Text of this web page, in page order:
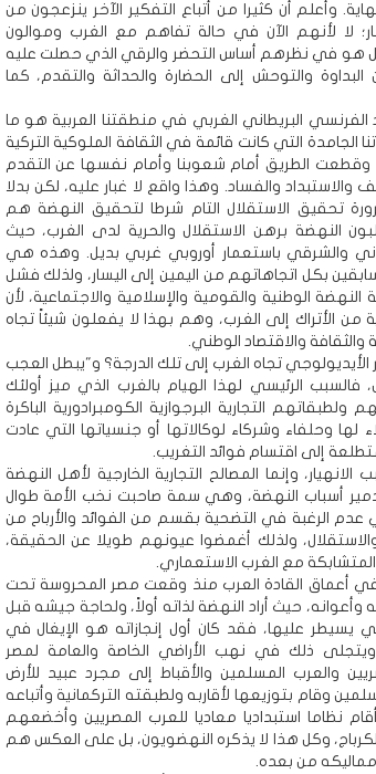
وأعلم أن كثيرا من أتباع التفكير الآخر ينزعجون من
لا لأنهم الآن في حالة تفاهم مع الغرب وموالون
بل هو في نظرهم أساس التحضر والرقي الذي حصلت عليه
والتوحش إلى الحضارة والحداثة والتقدم، كما
البريطاني الغربي في منطقتنا العربية هو ما
الجامدة التي كانت قائمة في الثقافة الملوكية التركية
وقطعت الطريق أمام شعوبنا وأمام نفسها عن التقدم
والفساد. وهذا واقع لا غبار عليه، لكن بدلا
تحقيق الاستقلال التام شرطا لتحقيق النهضة هم
النهضة برهن الاستقلال والحرية لدى الغرب، حيث
والشرقي باستعمار أوروبي غربي بديل. وهذه هي
بكل اتجاهاتهم من اليمين إلى اليسار، ولذلك فشل
الوطنية والقومية والإسلامية والاجتماعية، لأن
الأتراك إلى الغرب، وهم بهذا لا يفعلون شيئاً تجاه
والثقافة والاقتصاد الوطني.
الأيديولوجي تجاه الغرب إلى تلك الدرجة؟ و"يبطل العجب
فالسبب الرئيسي لهذا الهيام بالغرب الذي ميز أولئك
ولطبقاتهم التجارية البرجوازية الكومبرادورية الباكرة
لها وحلفاء وشركاء لوكالاتها أو جنسياتها التي عادت
إلى اقتسام فوائد التغريب.
وإنما المصالح التجارية الخارجية لأهل النهضة
أسباب النهضة، وهي سمة صاحبت نخب الأمة طوال
عدم الرغبة في التضحية بقسم من الفوائد والأرباح من
ولذلك أغمضوا عيونهم طويلا عن الحقيقة،
المتشابكة مع الغرب الاستعماري.
في أعماق القادة العرب منذ وقعت مصر المحروسة تحت
حيث أراد النهضة لذاته أولاً، ولحاجة جيشه قبل
يسيطر عليها، فقد كان أول إنجازاته هو الإيغال في
ذلك في نهب الأراضي الخاصة والعامة لمصر
والعرب المسلمين والأقباط إلى مجرد عبيد للأرض
وقام بتوزيعها لأقاربه ولطبقته التركمانية وأتباعه
نظاما استبداديا معاديا للعرب المصريين وأخضعهم
وكل هذا لا يذكره النهضويون، بل على العكس هم
من بعده.